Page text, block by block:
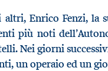
Enrico Fenzi, la
più noti
Nei giorni
un operaio ed un